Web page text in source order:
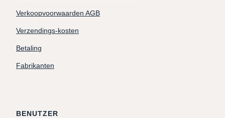
Verkoopvoorwaarden AGB
Verzendings-kosten
Betaling
Fabrikanten
BENUTZER